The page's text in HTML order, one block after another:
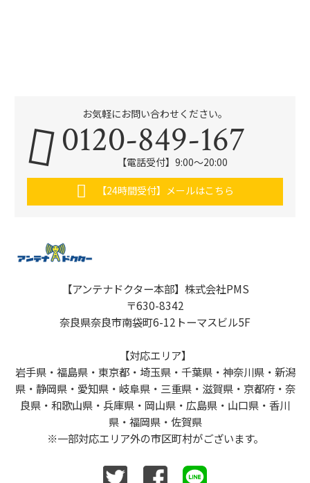
お気軽にお問い合わせください。
0120-849-167
【電話受付】9:00〜20:00
【24時間受付】メールはこちら
【アンテナドクター本部】株式会社PMS
〒630-8342
奈良県奈良市南袋町6-12トーマスビル5F
【対応エリア】
岩手県・福島県・東京都・埼玉県・千葉県・神奈川県・新潟
県・静岡県・愛知県・岐阜県・三重県・滋賀県・京都府・奈
良県・和歌山県・兵庫県・岡山県・広島県・山口県・香川
県・福岡県・佐賀県
※一部対応エリア外の市区町村がございます。